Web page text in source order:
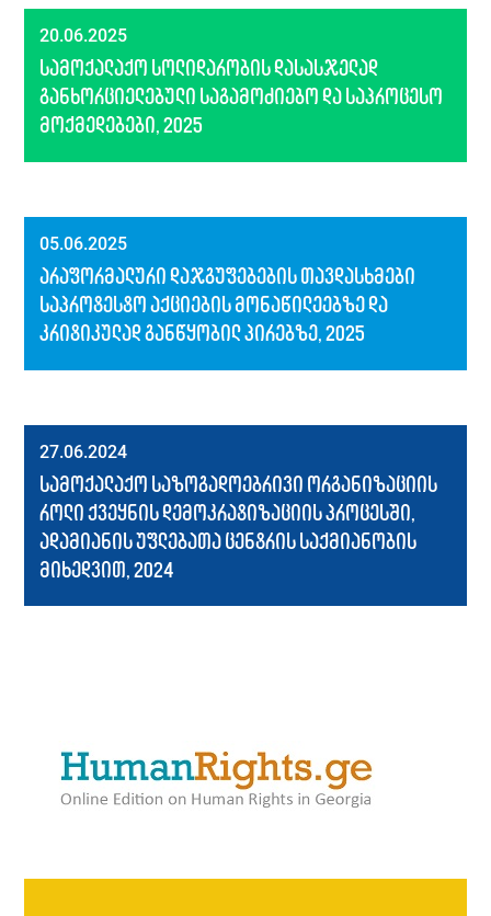
20.06.2025
სამოქალაქო სოლიდარობის დასასჯელად
განხორციელებული საგამოძიებო და საპროცესო
მოქმედებები, 2025
05.06.2025
არაფორმალური დაჯგუფებების თავდასხმები
საპროტესტო აქციების მონაწილეებზე და
კრიტიკულად განწყობილ პირებზე, 2025
27.06.2024
სამოქალაქო საზოგადოებრივი ორგანიზაციის
როლი ქვეყნის დემოკრატიზაციის პროცესში,
ადამიანის უფლებათა ცენტრის საქმიანობის
მიხედვით, 2024